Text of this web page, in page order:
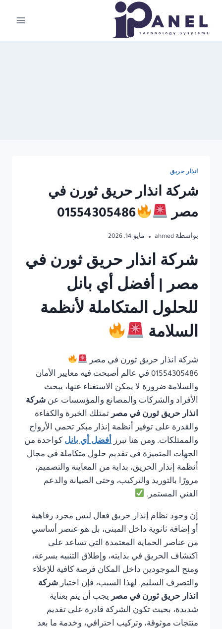
المحتوى
انذار حريق
شركة انذار حريق ثورن في
مصر
01554305486
بواسطة ahmed مايو 14, 2026
شركة انذار حريق ثورن في
مصر | أفضل أي بانل
للحلول المتكاملة لأنظمة
السلامة
شركة انذار حريق ثورن في مصر
01554305486 في عالم أصبحت فيه معايير الأمان
والسلامة ضرورة لا يمكن الاستغناء عنها، يبحث
الأفراد والشركات والمصانع والمؤسسات عن شركة
انذار حريق ثورن في مصر تمتلك الخبرة والكفاءة
والقدرة على توفير أنظمة إنذار مبكر تحمي الأرواح
والممتلكات. ومن هنا تبرز أفضل أي بانل كواحدة من
الجهات المتميزة في تقديم حلول متكاملة في مجال
أنظمة إنذار الحريق، بداية من المعاينة والتصميم،
مرورًا بالتوريد والتركيب، وحتى الصيانة والدعم
الفني المستمر.
إن وجود نظام إنذار حريق فعال ليس مجرد رفاهية
أو إضافة ثانوية داخل المبنى، بل هو عنصر أساسي
من عناصر الحماية المعتمدة التي تساعد على
اكتشاف الحريق في بدايته، وإطلاق التنبيه بسرعة،
ومنح الموجودين داخل المكان فرصة كافية للإخلاء
والتصرف السليم. لهذا السبب، فإن اختيار شركة
انذار حريق ثورن في مصر يجب أن يتم بعناية
شديدة، بحيث تكون الشركة قادرة على تقديم
منتجات موثوقة، وتركيب احترافي، وخدمة ما بعد